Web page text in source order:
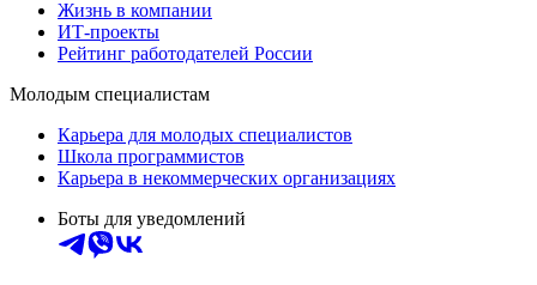
Жизнь в компании
ИТ-проекты
Рейтинг работодателей России
Молодым специалистам
Карьера для молодых специалистов
Школа программистов
Карьера в некоммерческих организациях
Боты для уведомлений